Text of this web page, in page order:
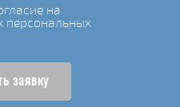
на
персональных
заявку